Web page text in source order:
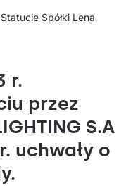
Spółki Lena
r.
przez
S.A
uchwały o